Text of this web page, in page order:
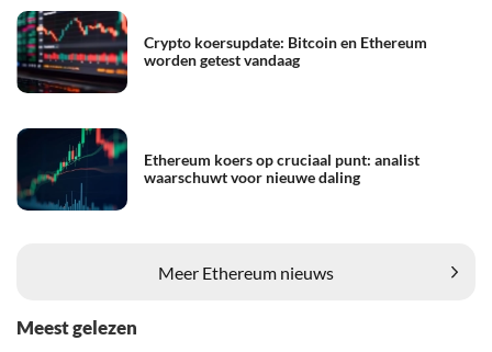
Crypto koersupdate: Bitcoin en Ethereum
worden getest vandaag
Ethereum koers op cruciaal punt: analist
waarschuwt voor nieuwe daling
Meer Ethereum nieuws
Meest gelezen